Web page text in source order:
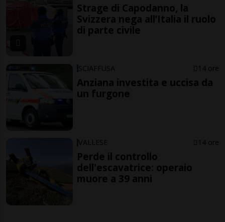
Strage di Capodanno, la
Svizzera nega all’Italia il ruolo
di parte civile
SCIAFFUSA 14 ore
Anziana investita e uccisa da
un furgone
VALLESE 14 ore
Perde il controllo
dell'escavatrice: operaio
muore a 39 anni